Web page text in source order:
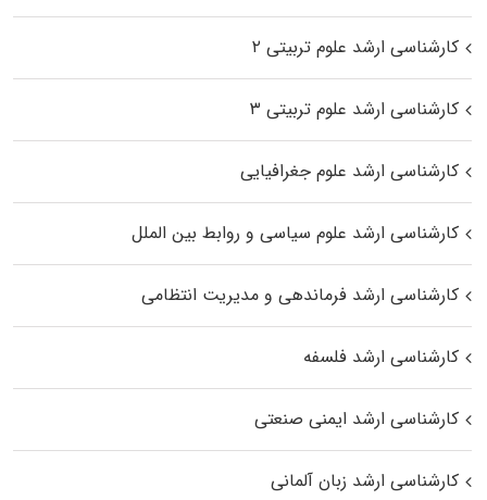
کارشناسی ارشد علوم تربیتی ۲
کارشناسی ارشد علوم تربیتی ۳
کارشناسی ارشد علوم جغرافیایی
کارشناسی ارشد علوم سیاسی و روابط بین الملل
کارشناسی ارشد فرماندهی و مدیریت انتظامی
کارشناسی ارشد فلسفه
کارشناسی ارشد ایمنی صنعتی
کارشناسی ارشد زبان آلمانی